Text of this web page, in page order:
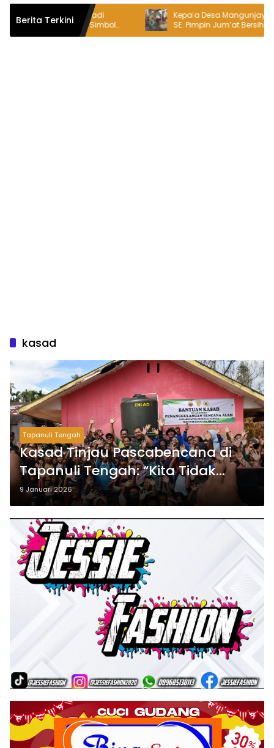
Berita Terkini
Logo Hari Jadi
ke-76 Jadi Simbol
Sambut Hari Jadi
Kepala Desa Mangunjaya,
SE. Pimpin Jum’at Bersih di Jalan
Tambun-Tambelang
kasad
Tapanuli Tengah
Kasad Tinjau Pascabencana di
Tapanuli Tengah: “Kita Tidak
Punya Pilihan Selain Kerja Keras”
9 Januari 2026